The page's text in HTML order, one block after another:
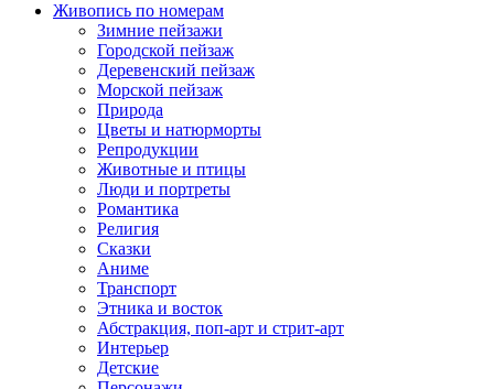
Живопись по номерам
Зимние пейзажи
Городской пейзаж
Деревенский пейзаж
Морской пейзаж
Природа
Цветы и натюрморты
Репродукции
Животные и птицы
Люди и портреты
Романтика
Религия
Сказки
Аниме
Транспорт
Этника и восток
Абстракция, поп-арт и стрит-арт
Интерьер
Детские